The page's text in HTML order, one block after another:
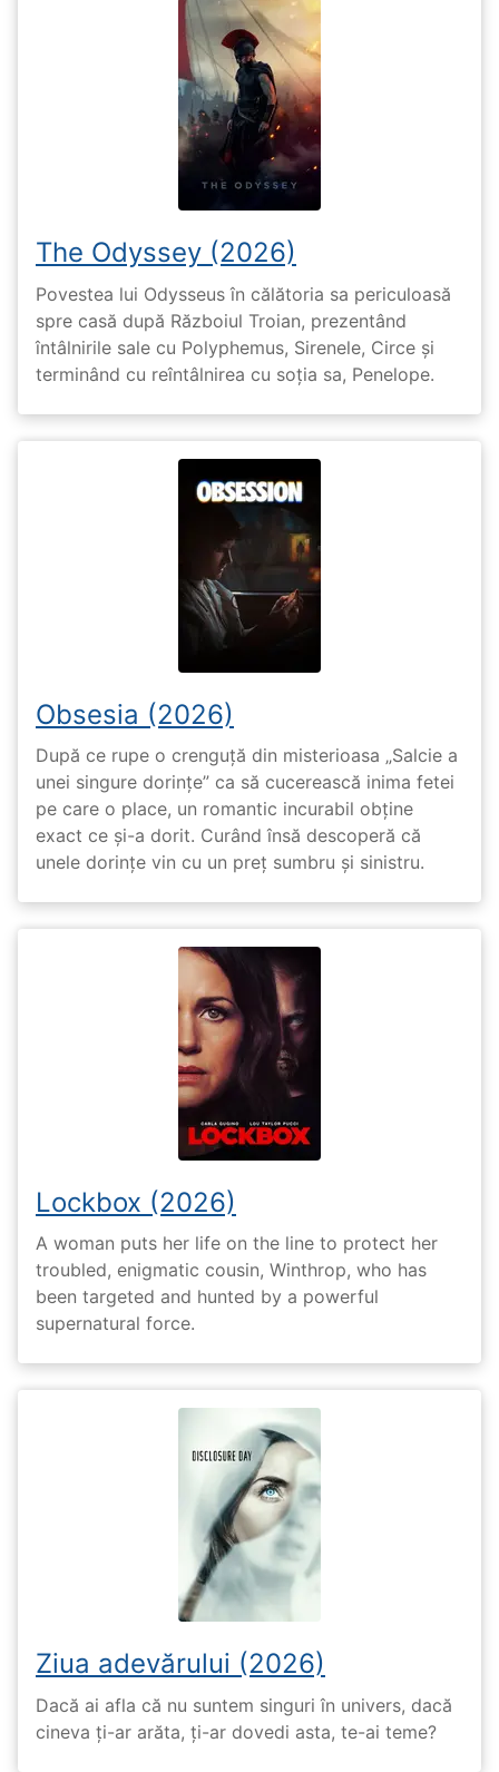
The Odyssey (2026)
Povestea lui Odysseus în călătoria sa periculoasă
spre casă după Războiul Troian, prezentând
întâlnirile sale cu Polyphemus, Sirenele, Circe și
terminând cu reîntâlnirea cu soția sa, Penelope.
Obsesia (2026)
După ce rupe o crenguță din misterioasa „Salcie a
unei singure dorințe” ca să cucerească inima fetei
pe care o place, un romantic incurabil obține
exact ce și-a dorit. Curând însă descoperă că
unele dorințe vin cu un preț sumbru și sinistru.
Lockbox (2026)
A woman puts her life on the line to protect her
troubled, enigmatic cousin, Winthrop, who has
been targeted and hunted by a powerful
supernatural force.
Ziua adevărului (2026)
Dacă ai afla că nu suntem singuri în univers, dacă
cineva ți-ar arăta, ți-ar dovedi asta, te-ai teme?